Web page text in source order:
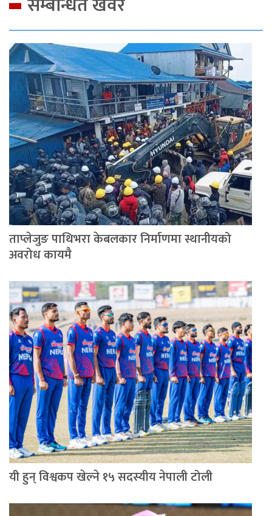
ताप्लेजुङ पाथिभरा केबलकार निर्माणमा स्थानीयको
अवरोध कायमै
यी हुन् विश्वकप खेल्ने १५ सदस्यीय नेपाली टोली